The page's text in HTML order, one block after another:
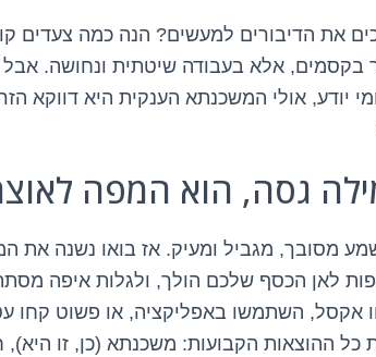
את הדיבורים למעשים? הנה כמה צעדים
בקסמים, אלא בעבודה שיטתית ונחושה. אבל
יודע, אולי המשכנתא הענקית היא דווקא
מסובך, מגביל ומעיק. אז בואו נשנה את
לאן הכסף שלכם הולך, ולגלות איפה
אקסל, השתמשו באפליקציה, או פשוט קחו
ההוצאות הקבועות: משכנתא (כן, זו היא),